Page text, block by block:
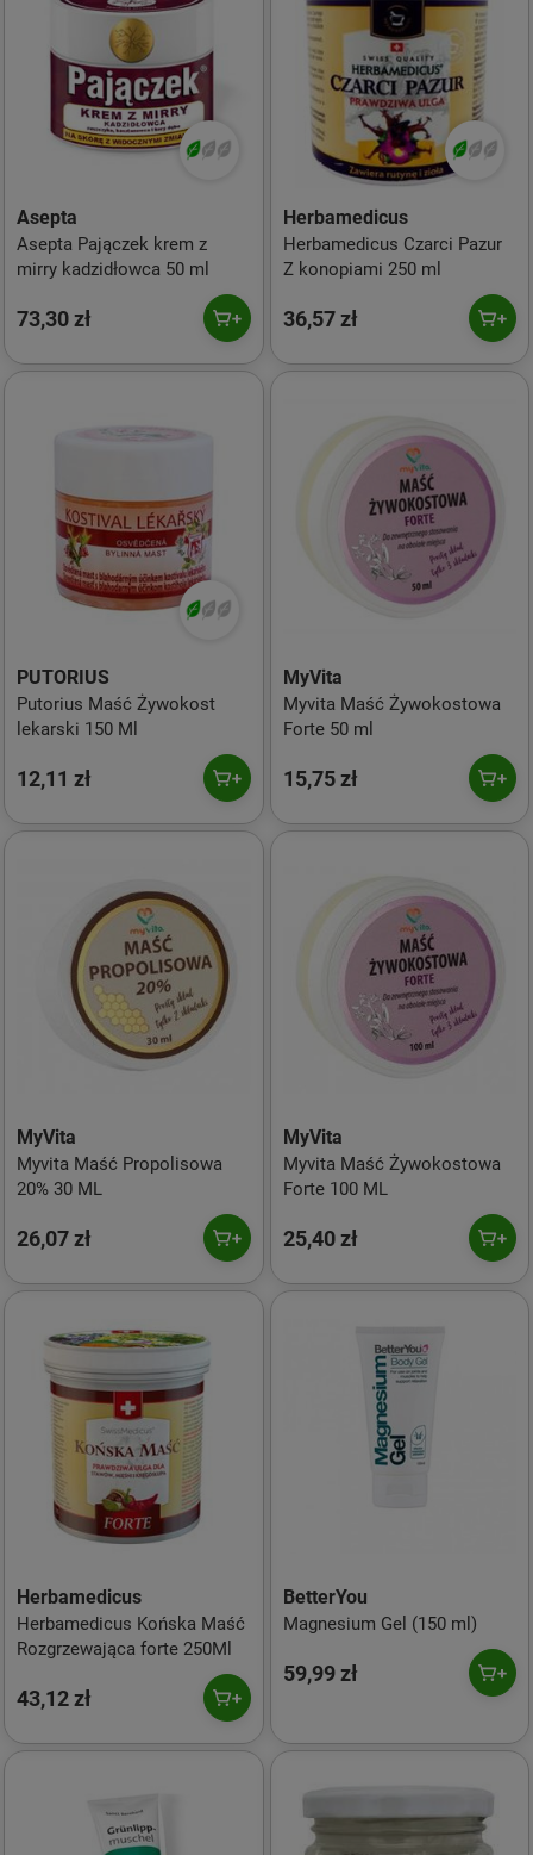
Asepta
Asepta Pajączek krem z
mirry kadzidłowca 50 ml
73,30 zł
Herbamedicus
Herbamedicus Czarci Pazur
Z konopiami 250 ml
36,57 zł
PUTORIUS
Putorius Maść Żywokost
lekarski 150 Ml
12,11 zł
MyVita
Myvita Maść Żywokostowa
Forte 50 ml
15,75 zł
MyVita
Myvita Maść Propolisowa
20% 30 ML
26,07 zł
MyVita
Myvita Maść Żywokostowa
Forte 100 ML
25,40 zł
Herbamedicus
Herbamedicus Końska Maść
Rozgrzewająca forte 250Ml
43,12 zł
BetterYou
Magnesium Gel (150 ml)
59,99 zł